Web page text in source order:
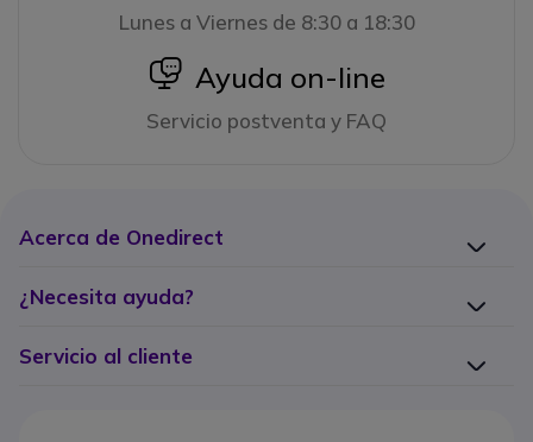
Lunes a Viernes de 8:30 a 18:30
icon
Ayuda on-line
Servicio postventa y FAQ
Acerca de Onedirect
¿Necesita ayuda?
Servicio al cliente